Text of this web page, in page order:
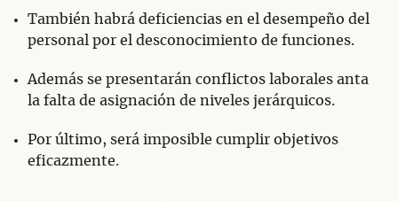
También habrá deficiencias en el desempeño del
personal por el desconocimiento de funciones.
Además se presentarán conflictos laborales anta
la falta de asignación de niveles jerárquicos.
Por último, será imposible cumplir objetivos
eficazmente.